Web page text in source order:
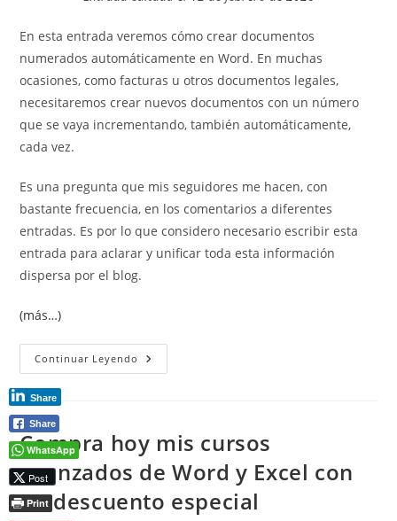
En esta entrada veremos cómo crear documentos
numerados automáticamente en Word. En muchas
ocasiones, como facturas u otros documentos legales,
necesitaremos crear nuevos documentos con un número
que se vaya incrementando, también automáticamente,
cada vez.
Es una pregunta que mis seguidores me hacen, con
bastante frecuencia, en los comentarios a diferentes
entradas. Es por lo que considero necesario escribir esta
entrada para aclarar y unificar toda esta información
dispersa por el blog.
(más…)
Continuar Leyendo Crear
Documentos
Compra hoy mis cursos
avanzados de Word y Excel con
un descuento especial
Share
Share
WhatsApp
Post
Print